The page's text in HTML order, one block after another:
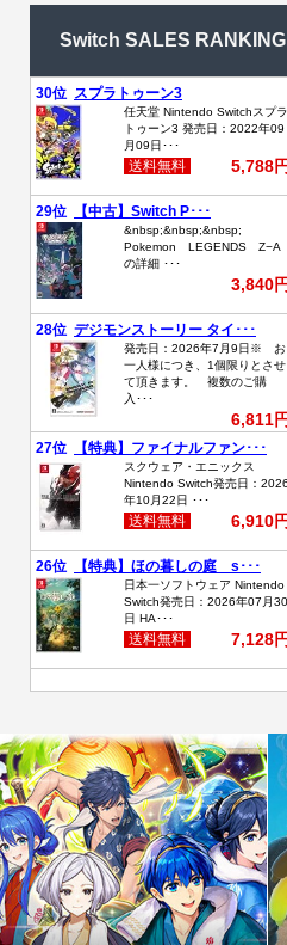
Switch SALES RANKING